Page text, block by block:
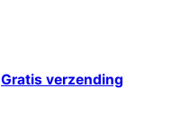
Gratis verzending